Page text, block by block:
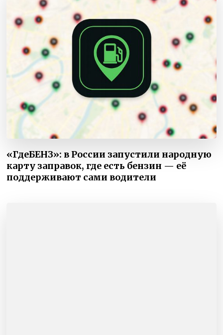
«ГдеБЕНЗ»: в России запустили народную
карту заправок, где есть бензин — её
поддерживают сами водители